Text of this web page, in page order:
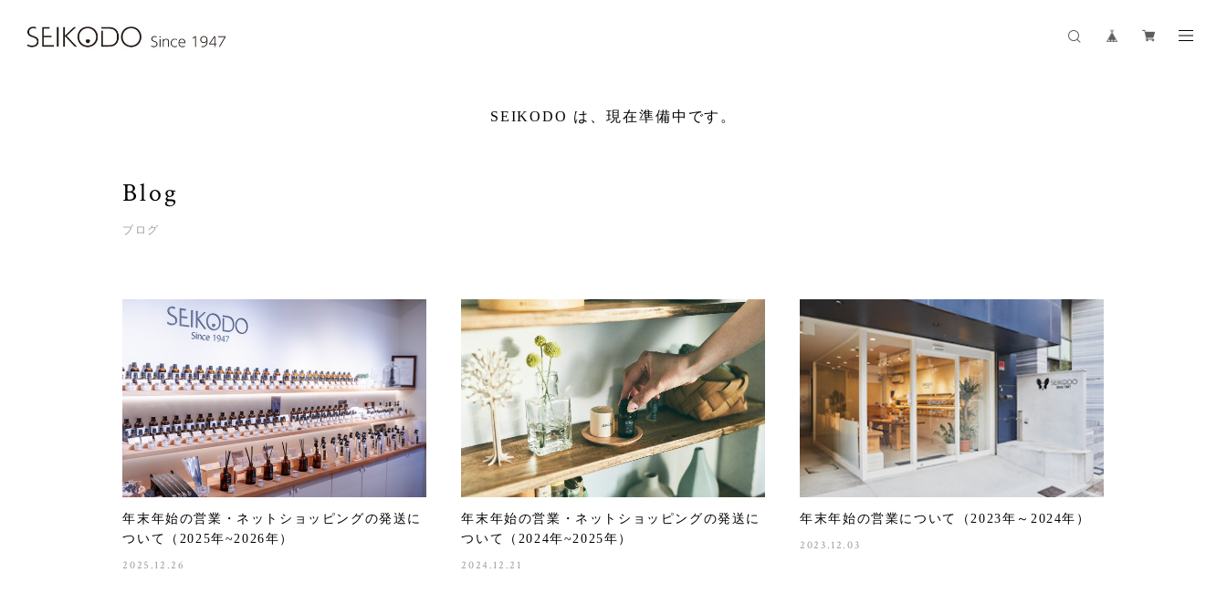
SEIKODO は、現在準備中です。
Blog
ブログ
年末年始の営業・ネットショッピングの発送に
ついて（2025年~2026年）
2025.12.26
年末年始の営業・ネットショッピングの発送に
ついて（2024年~2025年）
2024.12.21
年末年始の営業について（2023年～2024年）
2023.12.03